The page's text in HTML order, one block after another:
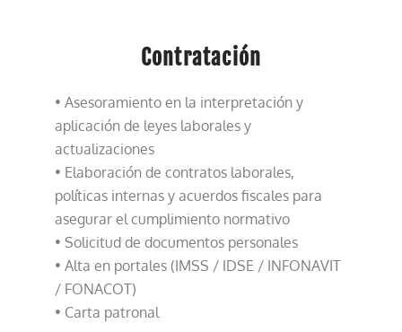
Contratación
• Asesoramiento en la interpretación y
aplicación de leyes laborales y
actualizaciones
• Elaboración de contratos laborales,
políticas internas y acuerdos fiscales para
asegurar el cumplimiento normativo
• Solicitud de documentos personales
• Alta en portales (IMSS / IDSE / INFONAVIT
/ FONACOT)
• Carta patronal